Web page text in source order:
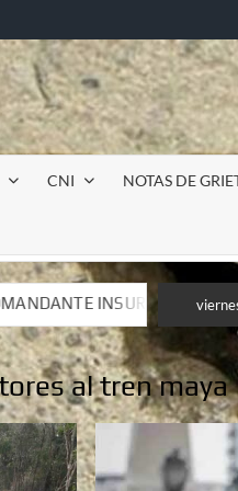
CNI NOTAS DE
A LUIS DE TAVIRA
A LUIS DE TAVIRA
al tren maya